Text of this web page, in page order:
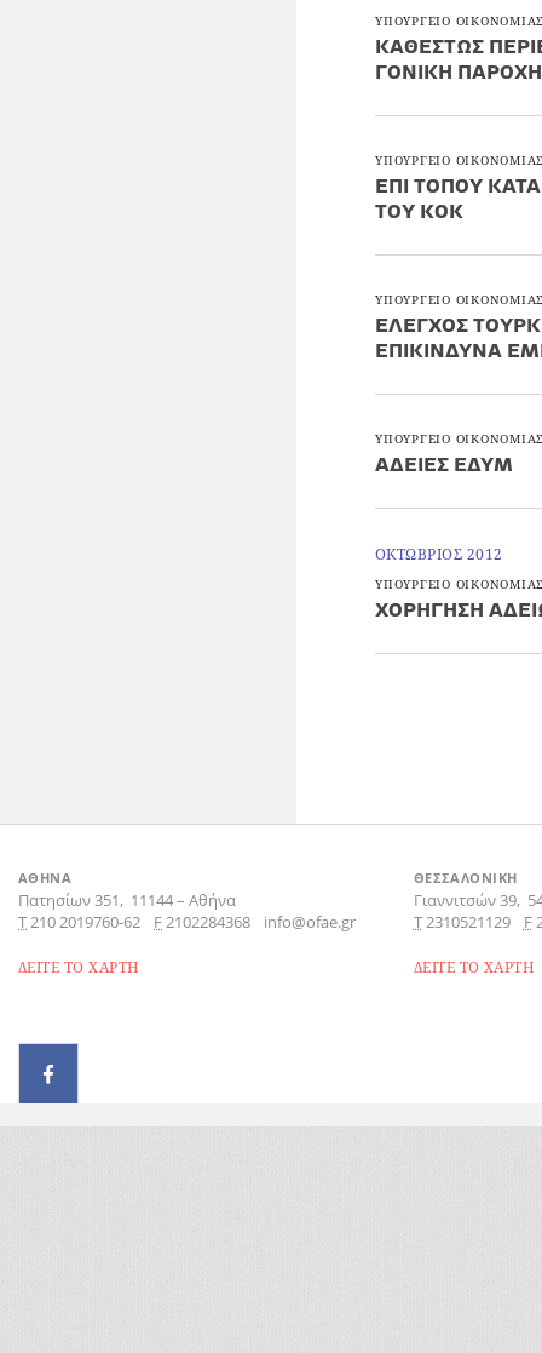
ΥΠΟΥΡΓΕΙΟ
ΚΑΘΕΣΤΩΣ
ΓΟΝΙΚΗ
ΥΠΟΥΡΓΕΙΟ
ΕΠΙ ΤΟΠΟΥ
ΤΟΥ ΚΟΚ
ΥΠΟΥΡΓΕΙΟ
ΕΛΕΓΧΟΣ
ΕΠΙΚΙΝΔΥΝΑ
ΥΠΟΥΡΓΕΙΟ
ΑΔΕΙΕΣ ΕΔΥΜ
ΟΚΤΩΒΡΙΟΣ 2012
ΥΠΟΥΡΓΕΙΟ
ΧΟΡΗΓΗΣΗ
ΑΘΗΝΑ
Πατησίων 351, 11144– Αθήνα
Τ210 2019760-62 F2102284368 info@ofae.gr
ΔΕΙΤΕ ΤΟ ΧΑΡΤΗ
ΘΕΣΣΑΛΟΝΙΚΗ
Γιαννιτσών 39,
Τ2310521129 F
ΔΕΙΤΕ ΤΟ ΧΑΡΤΗ